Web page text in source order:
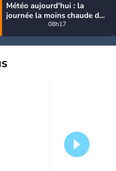
Météo aujourd'hui : la
journée la moins chaude de
la semaine, excepté près de
la Méditerranée
08h17